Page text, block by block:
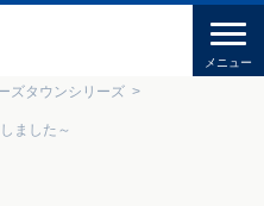
ズタウンシリーズ
ました～